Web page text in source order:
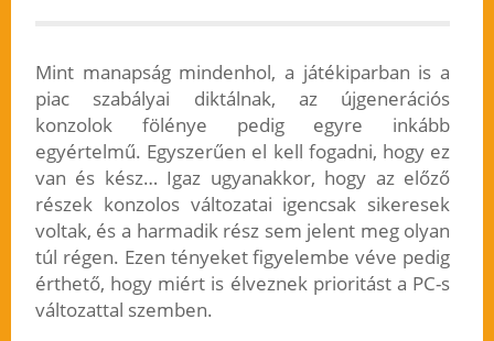
Mint manapság mindenhol, a játékiparban is a
piac szabályai diktálnak, az újgenerációs
konzolok fölénye pedig egyre inkább
egyértelmű. Egyszerűen el kell fogadni, hogy ez
van és kész… Igaz ugyanakkor, hogy az előző
részek konzolos változatai igencsak sikeresek
voltak, és a harmadik rész sem jelent meg olyan
túl régen. Ezen tényeket figyelembe véve pedig
érthető, hogy miért is élveznek prioritást a PC-s
változattal szemben.